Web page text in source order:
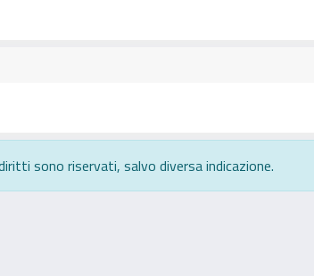
sono riservati, salvo diversa indicazione.